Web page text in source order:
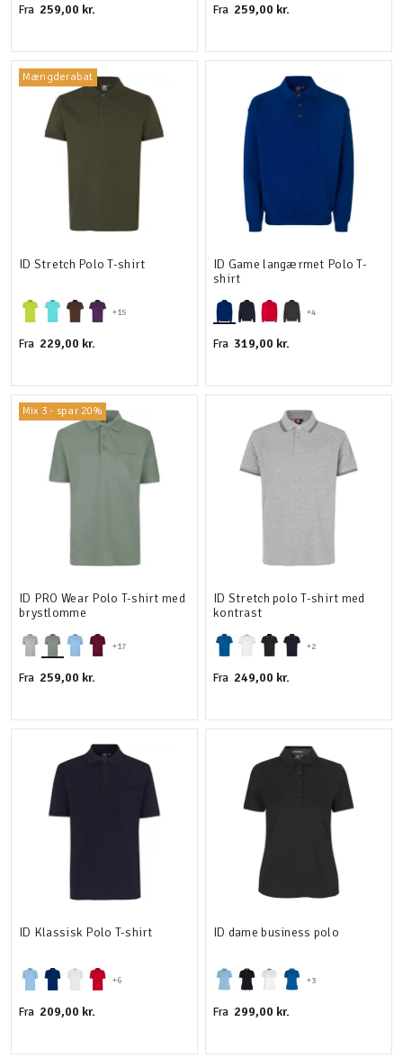
Fra 259,00 kr. Fra 259,00 kr.
Mængderabat
+15
ID Stretch Polo T-shirt
Fra 229,00 kr.
+4
ID Game langærmet Polo T-
shirt
Fra 319,00 kr.
Mix 3 - spar 20%
+17
ID PRO Wear Polo T-shirt med
brystlomme
Fra 259,00 kr.
+2
ID Stretch polo T-shirt med
kontrast
Fra 249,00 kr.
+6
ID Klassisk Polo T-shirt
Fra 209,00 kr.
+3
ID dame business polo
Fra 299,00 kr.